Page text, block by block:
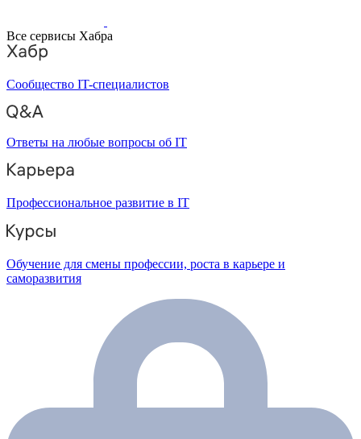
Все сервисы Хабра
Сообщество IT-специалистов
Ответы на любые вопросы об IT
Профессиональное развитие в IT
Обучение для смены профессии, роста в карьере и
саморазвития